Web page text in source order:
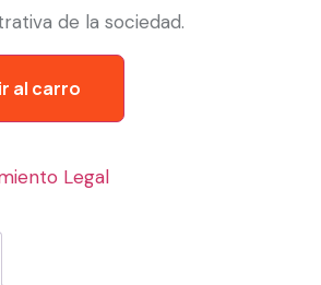
de la sociedad.
al carro
Legal